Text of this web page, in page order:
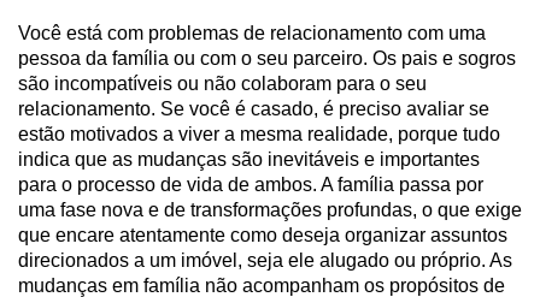
Você está com problemas de relacionamento com uma
pessoa da família ou com o seu parceiro. Os pais e sogros
são incompatíveis ou não colaboram para o seu
relacionamento. Se você é casado, é preciso avaliar se
estão motivados a viver a mesma realidade, porque tudo
indica que as mudanças são inevitáveis e importantes
para o processo de vida de ambos. A família passa por
uma fase nova e de transformações profundas, o que exige
que encare atentamente como deseja organizar assuntos
direcionados a um imóvel, seja ele alugado ou próprio. As
mudanças em família não acompanham os propósitos de